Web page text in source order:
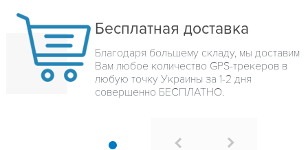
Бесплатная доставка
Благодаря большему складу, мы доставим
Вам любое количество GPS-трекеров в
любую точку Украины за 1-2 дня
совершенно БЕСПЛАТНО.